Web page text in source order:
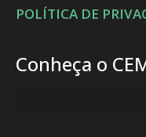
POLÍTICA DE
Conheça o